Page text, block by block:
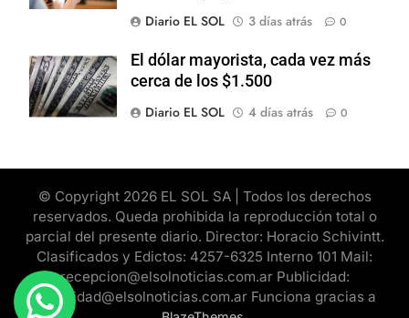
Diario EL SOL
3 días atrás 0
El dólar mayorista, cada vez más
cerca de los $1.500
Diario EL SOL
4 días atrás 0
© Copyright 2026 EL SOL SA | Todos los derechos
reservados. Queda prohibida la reproducción total o
parcial del presente diario. Director: Horacio Schivintt.
Clasificados y Edictos: 4257-6325 Interno 101 Mail:
recepcion@elsolnoticias.com.ar Publicidad:
publicidad@elsolnoticias.com.ar Funciona gracias a